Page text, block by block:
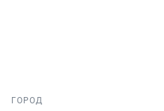
ГОРОД